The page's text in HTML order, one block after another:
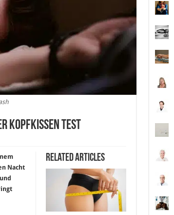
Kopfkissen Test
Related Articles
Nacht